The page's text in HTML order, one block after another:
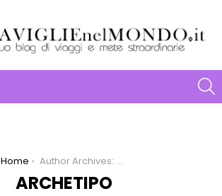
Home Author Archives: Archetipo
ARCHETIPO